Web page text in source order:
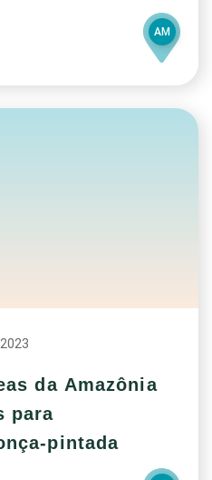
AM
da Amazônia
para
pintada